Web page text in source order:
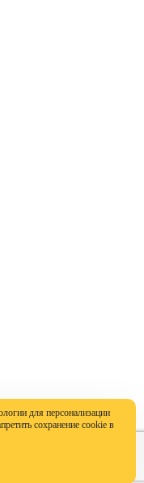
для персонализации
сохранение cookie в